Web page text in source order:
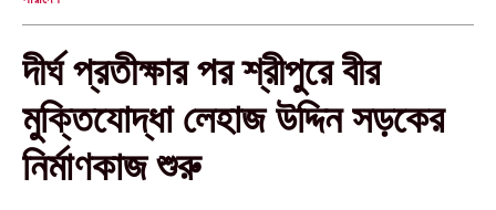
দীর্ঘ প্রতীক্ষার পর শ্রীপুরে বীর
মুক্তিযোদ্ধা লেহাজ উদ্দিন সড়কের
নির্মাণকাজ শুরু